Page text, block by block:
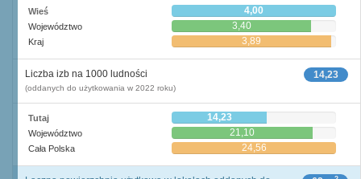
Wieś 4,00
Województwo 3,40
Kraj 3,89
14,23
Liczba izb na 1000 ludności
(oddanych do użytkowania w 2022 roku)
Tutaj 14,23
Województwo 21,10
Cała Polska 24,56